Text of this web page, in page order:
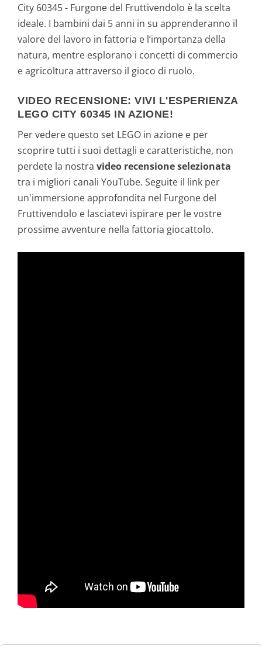
City 60345 - Furgone del Fruttivendolo è la scelta
ideale. I bambini dai 5 anni in su apprenderanno il
valore del lavoro in fattoria e l’importanza della
natura, mentre esplorano i concetti di commercio
e agricoltura attraverso il gioco di ruolo.
VIDEO RECENSIONE: VIVI L'ESPERIENZA
LEGO CITY 60345 IN AZIONE!
Per vedere questo set LEGO in azione e per
scoprire tutti i suoi dettagli e caratteristiche, non
perdete la nostra video recensione selezionata
tra i migliori canali YouTube. Seguite il link per
un'immersione approfondita nel Furgone del
Fruttivendolo e lasciatevi ispirare per le vostre
prossime avventure nella fattoria giocattolo.